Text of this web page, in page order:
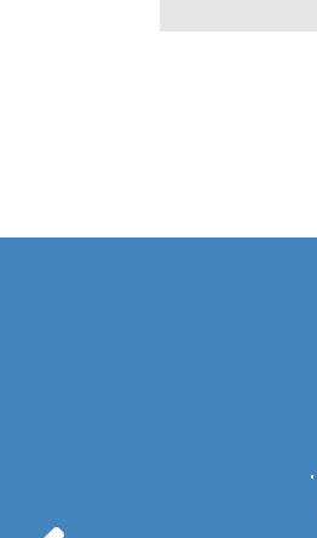
"